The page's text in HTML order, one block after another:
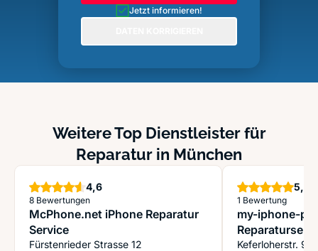
Jetzt informieren!
Weitere Top Dienstleister für
Reparatur in München
4,6Sterne
8 Bewertungen
McPhone.net iPhone Reparatur
Service
Fürstenrieder Strasse 12
5,0
1 Bewertung
my-iphone-
Keferloherstr. 90